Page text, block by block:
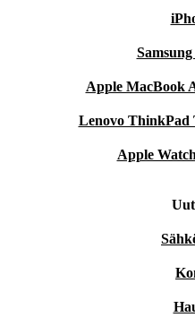
Apple MacBook
Lenovo ThinkPad
Apple